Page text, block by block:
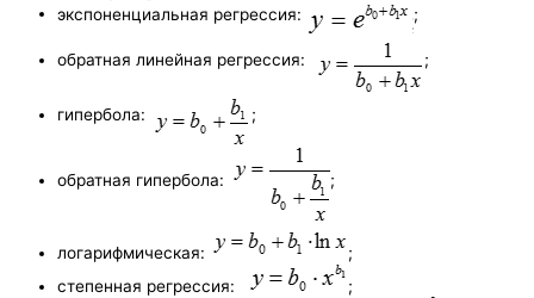
экспоненциальная регрессия:
;
обратная линейная регрессия: ;
гипербола: ;
обратная гипербола: ;
логарифмическая:
;
степенная регрессия:
;